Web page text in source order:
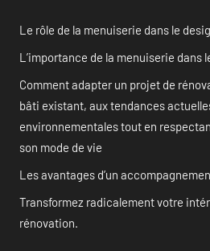
Le rôle de la menuiserie dans le
L’importance de la menuiserie dans
Comment adapter un projet de
bâti existant, aux tendances
environnementales tout en
son mode de vie
Les avantages d’un
Transformez radicalement votre
rénovation.